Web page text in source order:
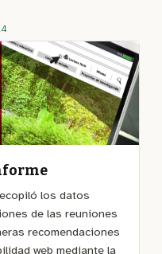
los datos
de las reuniones
recomendaciones
web mediante la